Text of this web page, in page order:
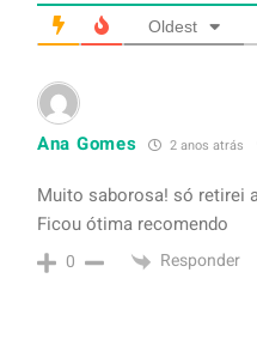
Oldest
Ana Gomes 2 anos atrás
Muito saborosa! só retirei
Ficou ótima recomendo
0 Responder